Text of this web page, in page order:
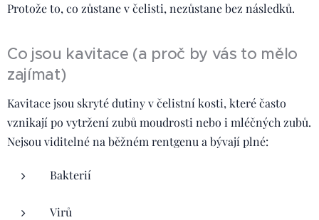
Protože to, co zůstane v čelisti, nezůstane bez následků.
Co jsou kavitace (a proč by vás to mělo
zajímat)
Kavitace jsou skryté dutiny v čelistní kosti, které často
vznikají po vytržení zubů moudrosti nebo i mléčných zubů.
Nejsou viditelné na běžném rentgenu a bývají plné:
Bakterií
Virů